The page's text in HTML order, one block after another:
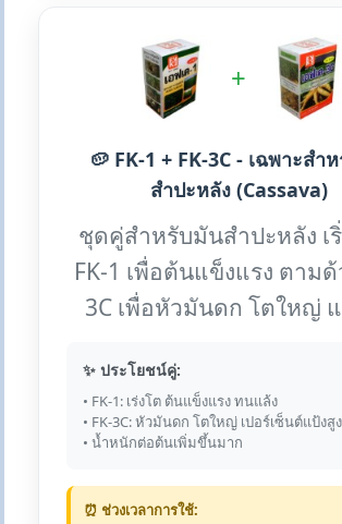
+
🥔 FK-1 + FK-3C - เฉพาะสำ
สำปะหลัง (Cassava)
ชุดคู่สำหรับมันสำปะหลัง เ
FK-1 เพื่อต้นแข็งแรง ตามด้
3C เพื่อหัวมันดก โตใหญ่
✨ ประโยชน์คู่:
• FK-1: เร่งโต ต้นแข็งแรง ทนแล้ง
• FK-3C: หัวมันดก โตใหญ่ เปอร์เซ็นต์แป้งสูง
• น้ำหนักต่อต้นเพิ่มขึ้นมาก
⏰ ช่วงเวลาการใช้: